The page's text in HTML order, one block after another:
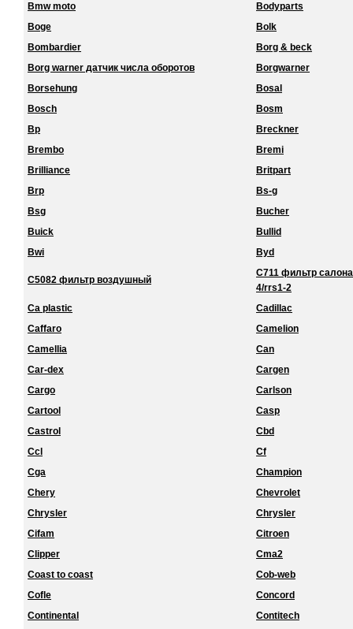
Bmw moto
Bodyparts
Boge
Bolk
Bombardier
Borg & beck
Borg warner датчик числа оборотов
Borgwarner
Borsehung
Bosal
Bosch
Bosm
Bp
Breckner
Brembo
Bremi
Brilliance
Britpart
Brp
Bs-g
Bsg
Bucher
Buick
Bullid
Bwi
Byd
C5082 фильтр воздушный
C711 фильтр
4/rrs1-2
Ca plastic
Cadillac
Caffaro
Camelion
Camellia
Can
Car-dex
Cargen
Cargo
Carlson
Cartool
Casp
Castrol
Cbd
Ccl
Cf
Cga
Champion
Chery
Chevrolet
Chrysler
Chrysler
Cifam
Citroen
Clipper
Cma2
Coast to coast
Cob-web
Cofle
Concord
Continental
Contitech